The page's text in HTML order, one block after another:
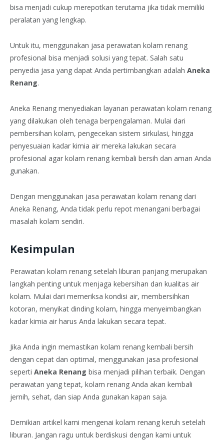
bisa menjadi cukup merepotkan terutama jika tidak memiliki
peralatan yang lengkap.
Untuk itu, menggunakan jasa perawatan kolam renang
profesional bisa menjadi solusi yang tepat. Salah satu
penyedia jasa yang dapat Anda pertimbangkan adalah Aneka
Renang.
Aneka Renang menyediakan layanan perawatan kolam renang
yang dilakukan oleh tenaga berpengalaman. Mulai dari
pembersihan kolam, pengecekan sistem sirkulasi, hingga
penyesuaian kadar kimia air mereka lakukan secara
profesional agar kolam renang kembali bersih dan aman Anda
gunakan.
Dengan menggunakan jasa perawatan kolam renang dari
Aneka Renang, Anda tidak perlu repot menangani berbagai
masalah kolam sendiri.
Kesimpulan
Perawatan kolam renang setelah liburan panjang merupakan
langkah penting untuk menjaga kebersihan dan kualitas air
kolam. Mulai dari memeriksa kondisi air, membersihkan
kotoran, menyikat dinding kolam, hingga menyeimbangkan
kadar kimia air harus Anda lakukan secara tepat.
Jika Anda ingin memastikan kolam renang kembali bersih
dengan cepat dan optimal, menggunakan jasa profesional
seperti Aneka Renang bisa menjadi pilihan terbaik. Dengan
perawatan yang tepat, kolam renang Anda akan kembali
jernih, sehat, dan siap Anda gunakan kapan saja.
Demikian artikel kami mengenai kolam renang keruh setelah
liburan. Jangan ragu untuk berdiskusi dengan kami untuk